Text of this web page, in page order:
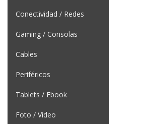
Conectividad / Redes
Gaming / Consolas
Cables
Periféricos
Tablets / Ebook
Foto / Video